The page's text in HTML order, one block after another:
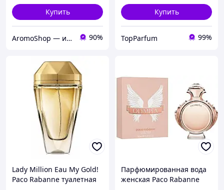
Купить
AromoShop — интернет-магазин парфюмерии и косметики 90%
Купить
TopParfum 99%
Lady Million Eau My Gold!
Paco Rabanne туалетная
Парфюмированная вода
женская Paco Rabanne